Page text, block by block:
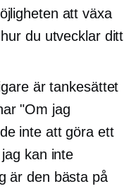
att växa
du utvecklar ditt
är tankesättet
"Om jag
inte att göra ett
kan inte
är den bästa på